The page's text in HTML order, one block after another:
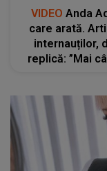
VIDEO Anda
care arată.
internauților,
replică: ”Mai